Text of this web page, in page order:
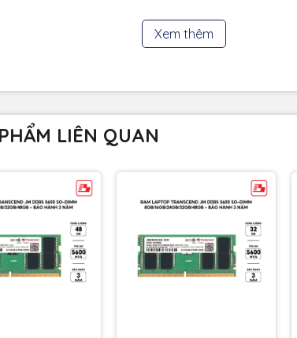
Xem thêm
LIÊN QUAN